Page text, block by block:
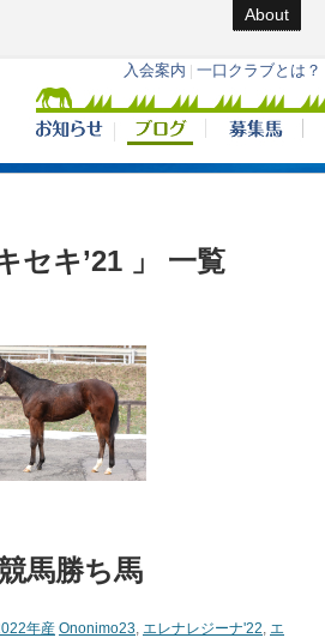
About
セキ’21 」 一覧
馬勝ち馬
年産 Ononimo23 エレナレジーナ'22 エ